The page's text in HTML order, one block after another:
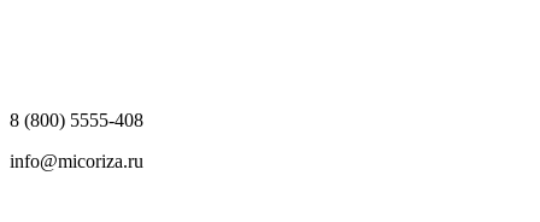
8 (800) 5555-408
info@micoriza.ru